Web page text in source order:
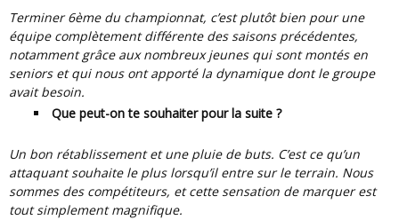
Terminer 6ème du championnat, c’est plutôt bien pour une
équipe complètement différente des saisons précédentes,
notamment grâce aux nombreux jeunes qui sont montés en
seniors et qui nous ont apporté la dynamique dont le groupe
avait besoin.
Que peut-on te souhaiter pour la suite ?
Un bon rétablissement et une pluie de buts. C’est ce qu’un
attaquant souhaite le plus lorsqu’il entre sur le terrain. Nous
sommes des compétiteurs, et cette sensation de marquer est
tout simplement magnifique.